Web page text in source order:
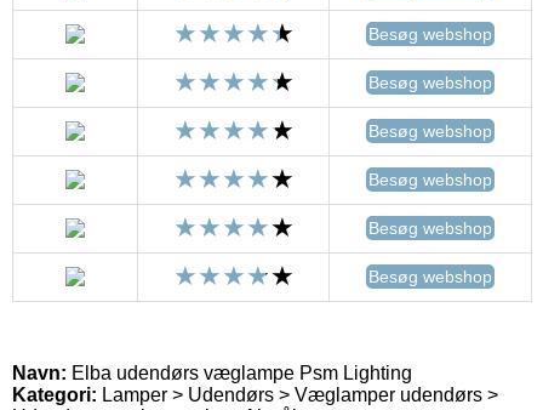
Besøg webshop
Besøg webshop
Besøg webshop
Besøg webshop
Besøg webshop
Besøg webshop
Navn: Elba udendørs væglampe Psm Lighting
Kategori: Lamper > Udendørs > Væglamper udendørs >